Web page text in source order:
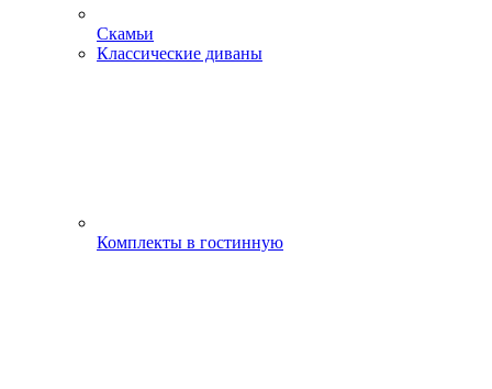
Скамьи
Классические диваны
Комплекты в гостинную